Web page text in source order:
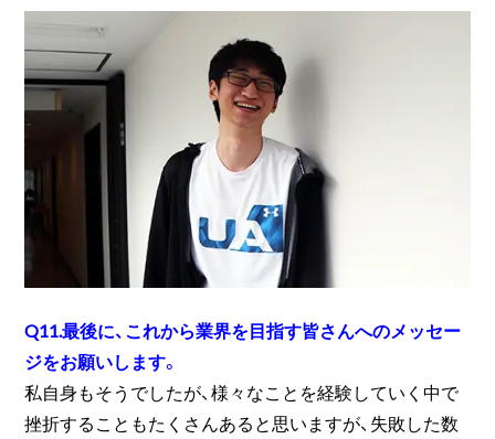
Q11.最後に、これから業界を目指す皆さんへのメッセー
ジをお願いします。
私自身もそうでしたが、様々なことを経験していく中で
挫折することもたくさんあると思いますが、失敗した数